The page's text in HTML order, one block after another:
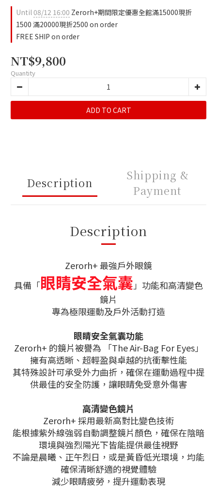
Until08/12 16:00 Zerorh+期間限定優惠全館滿15000現折
1500 滿20000現折2500 on order
FREE SHIP on order
NT$9,800
Quantity
ADD TO CART
Description
Shipping &
Payment
Description
Zerorh+ 最強戶外眼鏡
具備「眼睛安全氣囊 」功能和高清變色
鏡片
專為極限運動及戶外活動打造
眼睛安全氣囊功能
Zerorh+ 的鏡片被譽為 「The Air-Bag For Eyes」
擁有高透晰、超輕盈與卓越的抗衝擊性能
其特殊設計可承受外力曲折，確保在運動過程中提
供最佳的安全防護， 讓眼睛免受意外傷害
高清變色鏡片
Zerorh+ 採用最新高對比變色技術
能根據紫外線強弱自動調整鏡片顏色，確保在陰暗
環境與強烈陽光下皆能提供最佳視野
不論是晨曦、正午烈日，或是黃昏低光環境，均能
確保清晰舒適的視覺體驗
減少眼睛疲勞，提升運動表現